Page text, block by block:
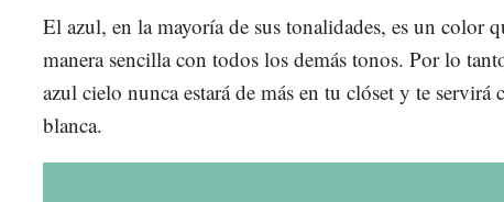
El azul, en la mayoría de sus tonalidades, es un color
manera sencilla con todos los demás tonos. Por lo
azul cielo nunca estará de más en tu clóset y te servirá
blanca.